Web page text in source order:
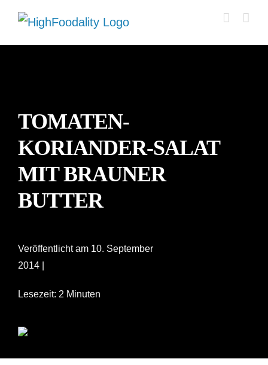
Zum
Inhalt
TOMATEN-
KORIANDER-SALAT
MIT BRAUNER
BUTTER
Veröffentlicht am 10. September
2014 |
Lesezeit: 2 Minuten